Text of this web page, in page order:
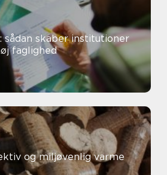
sådan skaber institutioner
faglighed
og miljøvenlig varme